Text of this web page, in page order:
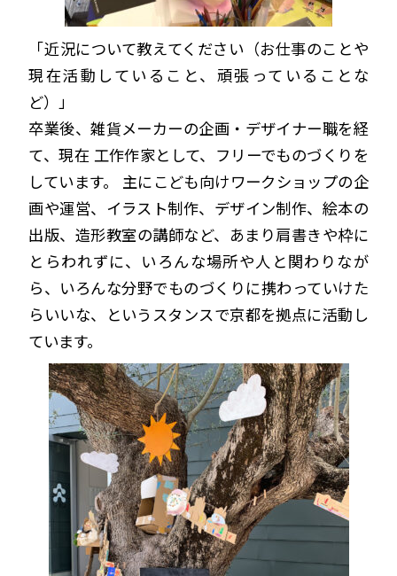
「近況について教えてください（お仕事のことや
現在活動していること、頑張っていることな
ど）」
卒業後、雑貨メーカーの企画・デザイナー職を経
て、現在 工作作家として、フリーでものづくりを
しています。 主にこども向けワークショップの企
画や運営、イラスト制作、デザイン制作、絵本の
出版、造形教室の講師など、あまり肩書きや枠に
とらわれずに、いろんな場所や人と関わりなが
ら、いろんな分野でものづくりに携わっていけた
らいいな、というスタンスで京都を拠点に活動し
ています。